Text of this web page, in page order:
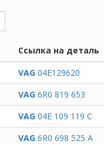
Ссылка на деталь
VAG 04E129620
VAG 6R0 819 653
VAG 04E 109 119 C
VAG 6R0 698 525 A